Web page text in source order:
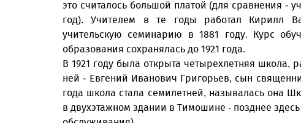
это считалось большой платой (для сравнения -
год). Учителем в те годы работал Кирилл
учительскую семинарию в 1881 году. Курс
образования сохранялась до 1921 года.
В 1921 году была открыта четырехлетняя
ней - Евгений Иванович Григорьев, сын
года школа стала семилетней, называлась она
в двухэтажном здании в Тимошине - позднее